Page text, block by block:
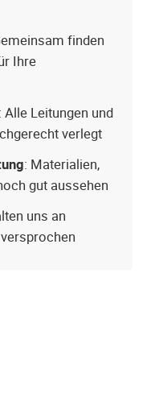
finden
Ihre
: Alle Leitungen und
verlegt
: Materialien,
gut aussehen
uns an